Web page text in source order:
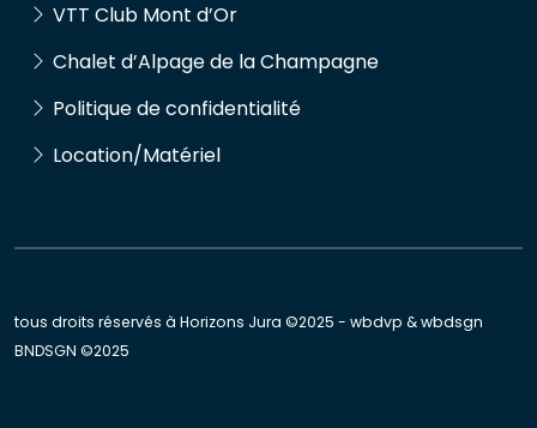
VTT Club Mont d’Or
Chalet d’Alpage de la Champagne
Politique de confidentialité
Location/Matériel
tous droits réservés à Horizons Jura ©2025 - wbdvp & wbdsgn
BNDSGN ©2025